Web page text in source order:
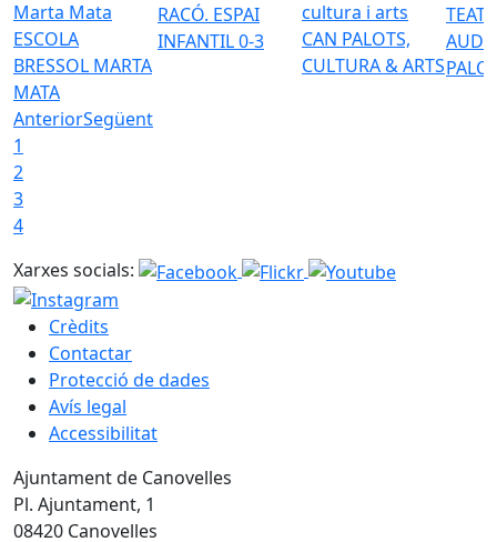
ESCOLA
BRESSOL MARTA
MATA
RACÓ. ESPAI
INFANTIL 0-3
CAN PALOTS,
CULTURA & ARTS
AnteriorSegüent
1
2
3
4
Xarxes socials:
Crèdits
Contactar
Protecció de dades
Avís legal
Accessibilitat
Ajuntament de Canovelles
Pl. Ajuntament, 1
08420 Canovelles